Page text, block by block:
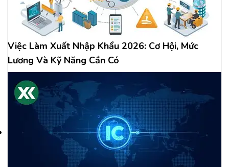
Việc Làm Xuất Nhập Khẩu 2026: Cơ Hội, Mức
Lương Và Kỹ Năng Cần Có